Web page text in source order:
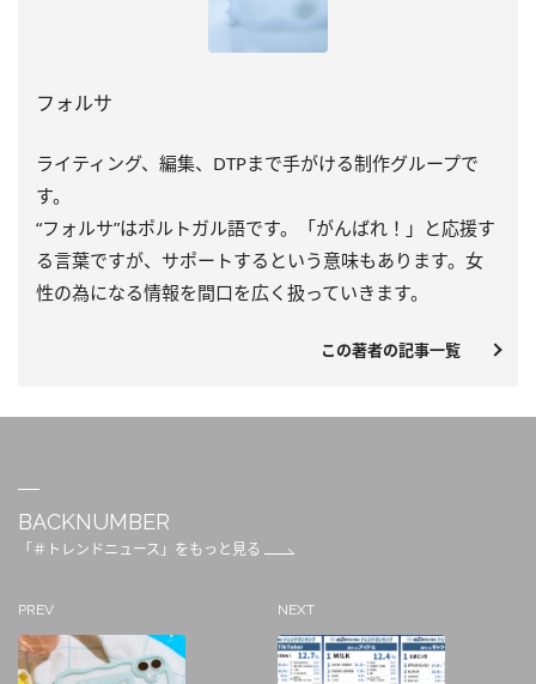
フォルサ
ライティング、編集、DTPまで手がける制作グループで
す。
“フォルサ”はポルトガル語です。「がんばれ！」と応援す
る言葉ですが、サポートするという意味もあります。女
性の為になる情報を間口を広く扱っていきます。
この著者の記事一覧
BACKNUMBER
「＃トレンドニュース」をもっと見る
PREV NEXT